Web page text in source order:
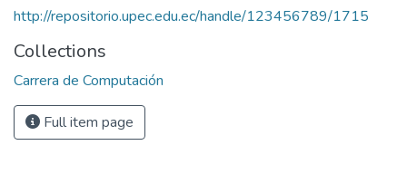
http://repositorio.upec.edu.ec/handle/123456789/1715
Collections
Carrera de Computación
Full item page